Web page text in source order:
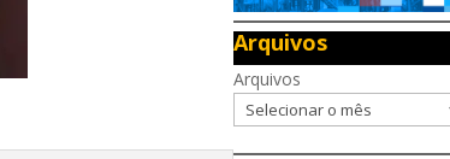
Arquivos
Arquivos